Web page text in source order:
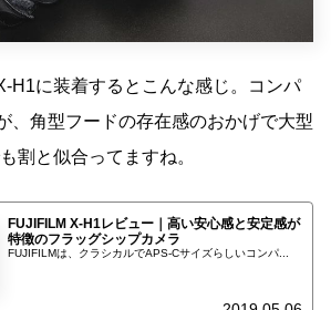
H1に装着するとこんな感じ。コンパ
、角型フードの存在感のおかげで大型
割と似合ってますね。
FUJIFILM X-H1レビュー｜高い安心感と安定感が
特徴のフラッグシップカメラ
FUJIFILMは、クラシカルでAPS-Cサイズらしいコンパ...